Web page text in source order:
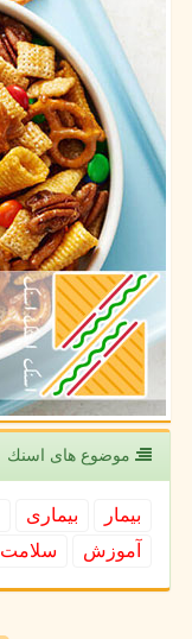
موضوع های اسنك
بیمار بیماری
آموزش
سلامت